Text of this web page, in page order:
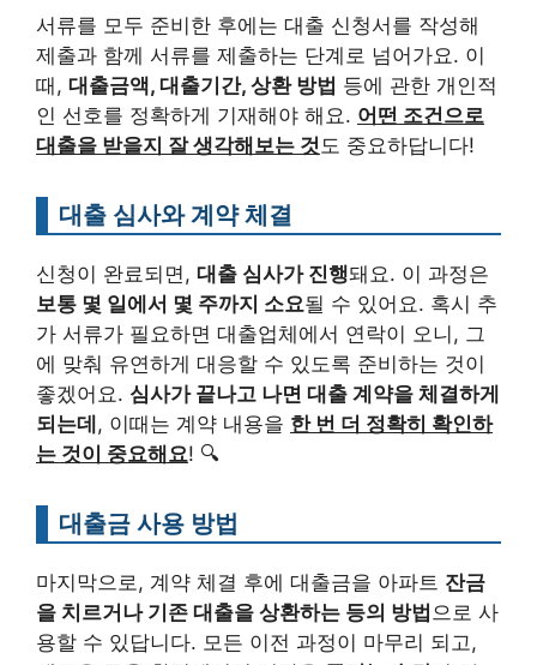
서류를 모두 준비한 후에는 대출 신청서를 작성해
제출과 함께 서류를 제출하는 단계로 넘어가요. 이
때, 대출금액, 대출기간, 상환 방법 등에 관한 개인적
인 선호를 정확하게 기재해야 해요. 어떤 조건으로
대출을 받을지 잘 생각해보는 것도 중요하답니다!
대출 심사와 계약 체결
신청이 완료되면, 대출 심사가 진행돼요. 이 과정은
보통 몇 일에서 몇 주까지 소요될 수 있어요. 혹시 추
가 서류가 필요하면 대출업체에서 연락이 오니, 그
에 맞춰 유연하게 대응할 수 있도록 준비하는 것이
좋겠어요. 심사가 끝나고 나면 대출 계약을 체결하게
되는데 , 이때는 계약 내용을 한 번 더 정확히 확인하
는 것이 중요해요! 🔍
대출금 사용 방법
마지막으로, 계약 체결 후에 대출금을 아파트 잔금
을 치르거나 기존 대출을 상환하는 등의 방법 으로 사
용할 수 있답니다. 모든 이전 과정이 마무리 되고,